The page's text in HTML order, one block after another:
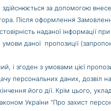
за допомогою
Після оформлення
наданої інформації
умови даної пропозиції
і згоден з умовами цієї
персональних даних,
його дії. Крім цього,
України "Про захист